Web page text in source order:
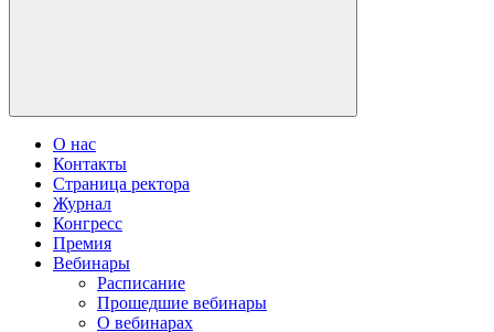
О нас
Контакты
Страница ректора
Журнал
Конгресс
Премия
Вебинары
Расписание
Прошедшие вебинары
О вебинарах